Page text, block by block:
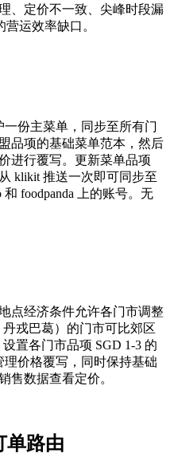
、定价不一致、尖峰时段漏
运效率缺口。
份主菜单，同步至所有门
品项的基础菜单范本，然后
进行覆写。更新菜单品项
klikit 推送一次即可同步至
foodpanda 上的账号。无
点经济条件允许各门市调整
戎巴葛）的门市可比郊区
置各门市品项 SGD 1-3 的
价格覆写，同时保持基础
售数据查看定价。
单路由